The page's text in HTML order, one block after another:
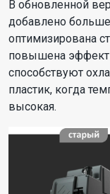
В обновленной
добавлено
оптимизирована
повышена
способствуют
пластик, когда
высокая.